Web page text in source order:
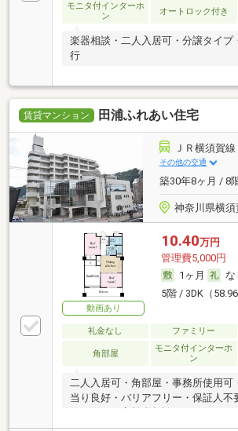
モニタ付インターホ
ン
オートロック付き
楽器相談・二人入居可・分譲タイプ
行
賃貸マンション 田浦ふれあい住宅
ＪＲ横須賀
その他の交通
築30年8ヶ月 / 8
神奈川県横須
動画あり
10.40万円
管理費5,000円
1ヶ月
な
5階 / 3DK（
礼金なし ファミリー
角部屋
モニタ付インターホ
ン
二人入居可・角部屋・事務所使用可
当り良好・バリアフリー・保証人不